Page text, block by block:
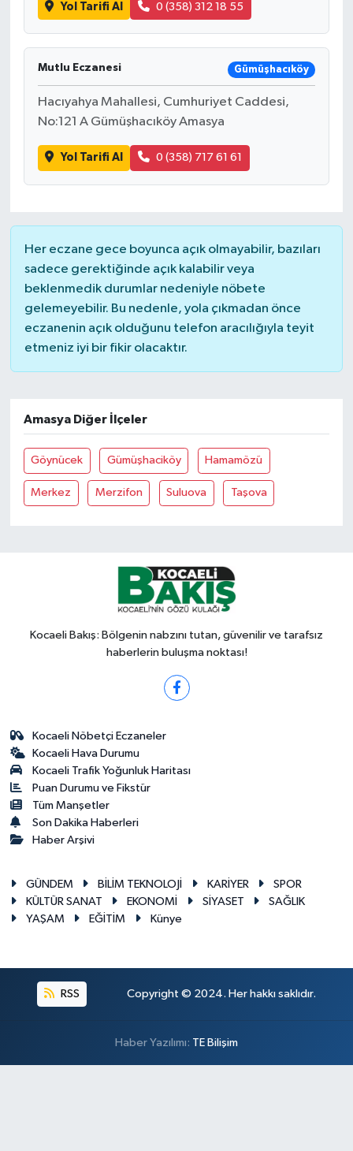
Yol Tarifi Al 0 (358) 312 18 55
Mutlu Eczanesi Gümüşhacıköy
Hacıyahya Mahallesi, Cumhuriyet Caddesi,
No:121 A Gümüşhacıköy Amasya
Yol Tarifi Al 0 (358) 717 61 61
Her eczane gece boyunca açık olmayabilir, bazıları
sadece gerektiğinde açık kalabilir veya
beklenmedik durumlar nedeniyle nöbete
gelemeyebilir. Bu nedenle, yola çıkmadan önce
eczanenin açık olduğunu telefon aracılığıyla teyit
etmeniz iyi bir fikir olacaktır.
Amasya Diğer İlçeler
Göynücek Gümüşhaciköy Hamamözü
Merkez Merzifon Suluova Taşova
Kocaeli Bakış: Bölgenin nabzını tutan, güvenilir ve tarafsız
haberlerin buluşma noktası!
Kocaeli Nöbetçi Eczaneler
Kocaeli Hava Durumu
Kocaeli Trafik Yoğunluk Haritası
Puan Durumu ve Fikstür
Tüm Manşetler
Son Dakika Haberleri
Haber Arşivi
GÜNDEM BİLİM TEKNOLOJİ KARİYER
SPOR
KÜLTÜR SANAT
EKONOMİ SİYASET
SAĞLIK
YAŞAM
EĞİTİM Künye
RSS Copyright © 2024. Her hakkı saklıdır.
Haber Yazılımı: TE Bilişim